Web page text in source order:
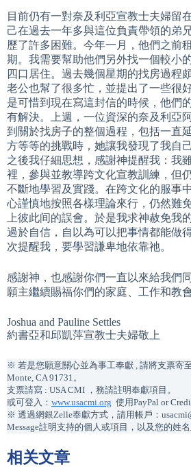
目前仍有一對奈及利亞宣教士夫婦留
己在過去一年多與這位負責帶領的弟
歷了許多困難。今年一月，他們之前
期。我需要幫助他們另外找一個較小
四口居住。過去幾個星期的找房過程
老公也幫了很多忙，並提出了一些很
是可惜到現在寫這封信的時候，他們
有解決。上週，一位資深的奈及利亞
到關於找房子的整個過程，包括一直
方等等的挑戰時，她讓我發現了我自
之後我仔細思想，感謝神提醒我：我
裡，參與並教導跨文化宣教訓練，但
不斷地學習及實踐。在跨文化的服事
心謹慎地按照各樣理論來行，仍然難
上彼此间的誤會。於是我求神赦免我
過於自信，自以為可以把事情都能做
次提醒我，要學習謙卑地依靠祂。
感謝神，也感謝你們一直以來給我們
願主繼續賜福你們的家庭、工作和教
Joshua and Pauline Settles
約書亞和邱凱萍宣教士夫婦敬上
※ 若是您願意關心並為事工奉獻 , 請將支票寄
Monte, CA 91731。
支票請寫 : USA CMI ，務請註明奉獻項目。
或可登入： www.usacmi.org 使用PayPal or
※ 透過網銀Zelle奉獻方式，請用帳戶：
Message註明支持的個人或項目，以及您的姓名
相关文章